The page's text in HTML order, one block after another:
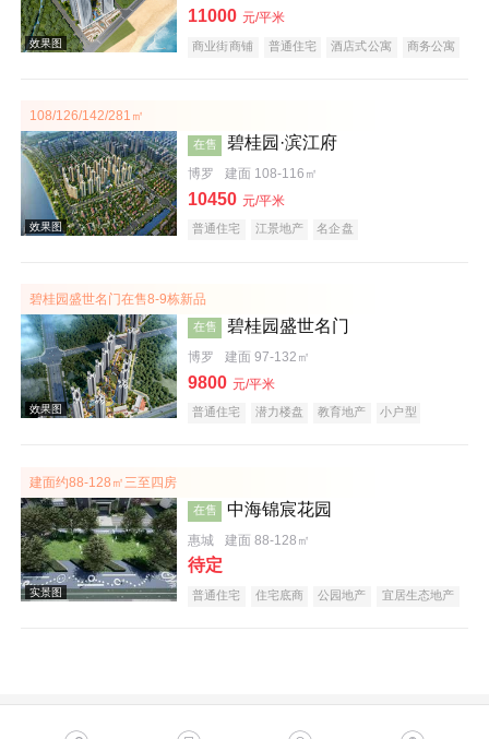
实景图
效果图
11000 元/平米
商业街商铺 普通住宅 酒店式公寓
商务公寓
108/126/142/281㎡
在售 碧桂园·滨江府
博罗 建面 108-116㎡
10450 元/平米
普通住宅 江景地产 名企盘
碧桂园盛世名门在售8-9栋新品
在售 碧桂园盛世名门
博罗 建面 97-132㎡
9800 元/平米
普通住宅 潜力楼盘 教育地产
小户型
建面约88-128㎡三至四房
在售 中海锦宸花园
惠城 建面 88-128㎡
待定
普通住宅 住宅底商 公园地产
宜居生态地产